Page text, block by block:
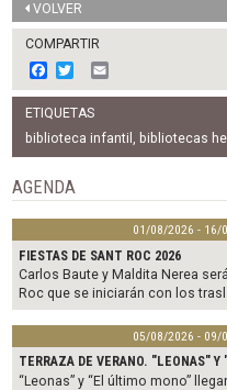
VOLVER
COMPARTIR
F
a
c
e
b
o
o
k
w
i
t
t
e
m
l
ETIQUETAS
biblioteca infantil , bibliotecas
AGENDA
01/08/2026 - 16/
FIESTAS DE SANT ROC 2026
Carlos Baute y Maldita Nerea
Roc que se iniciarán con los
05/08/2026 - 09/
TERRAZA DE VERANO. "LEONAS"
“Leonas” y “El último mono”